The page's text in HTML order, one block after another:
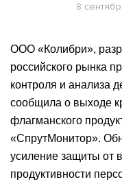
8
ООО «Колибри»,
российского рынка
контроля и анализа
сообщила о выходе
флагманского
«СпрутМонитор».
усиление защиты от
продуктивности